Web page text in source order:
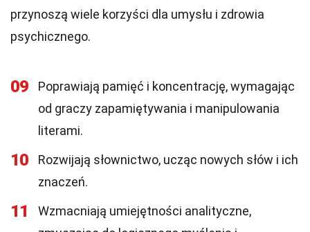
przynoszą wiele korzyści dla umysłu i zdrowia
psychicznego.
09
Poprawiają pamięć i koncentrację, wymagając
od graczy zapamiętywania i manipulowania
literami.
10
Rozwijają słownictwo, ucząc nowych słów i ich
znaczeń.
11
Wzmacniają umiejętności analityczne,